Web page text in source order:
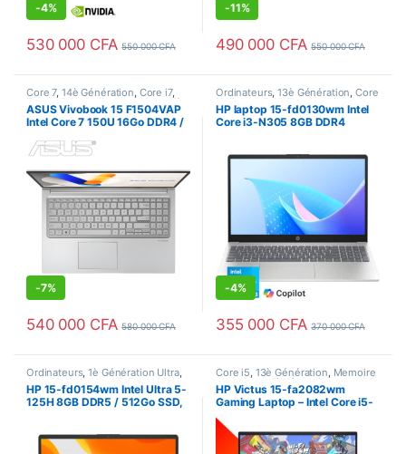
-4%
530 000 CFA 550 000CFA
-11%
490 000 CFA 550 000CFA
Core 7, 14è Génération, Core i7,
Ecran 15.6" ,Ordinateurs, Portatifs
Processeur Intel
ASUS Vivobook 15 F1504VAP
Intel Core 7 150U 16Go DDR4 /
Tactile – 90NB13Y2-M01D40
-7%
540 000 CFA 580 000CFA
Ordinateurs,13è Génération, Core
i3, Ecran 15.6" Ecran tactile ,
Portatifs,Processeur Intel
HP laptop 15-fd0130wm Intel
Core i3-N305 8GB DDR4
-4%
355 000 CFA 370 000CFA
Ordinateurs,1è Génération Ultra,
Core i5 ,Core Ultra 5, Ecran 15.6",
Ecran tactile,Portatifs,Processeur
Intel
HP 15-fd0154wm Intel Ultra 5-
125H 8GB DDR5 / 512Go SSD,
Core i5, 13è Génération, Memoire
Graphique dédié ,Ordinateurs PC
Gameur,Portatifs,Processeur
Intel
HP Victus 15-fa2082wm
Gaming Laptop – Intel Core i5-
13420H-13è Gen 16Go DDR4
3200 Mhz/512Go SSD NVme,
Ecran 15.6 Pouces FHD IPS